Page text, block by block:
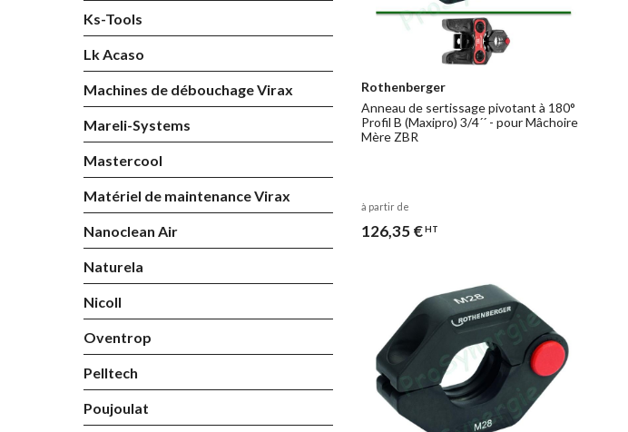
Ks-Tools
Lk Acaso
Machines de débouchage Virax
Mareli-Systems
Mastercool
Matériel de maintenance Virax
Nanoclean Air
Naturela
Nicoll
Oventrop
Pelltech
Poujoulat
Rothenberger
Anneau de sertissage pivotant à 180°
Profil B (Maxipro) 3/4´´ - pour Mâchoire
Mère ZBR
à partir de
126,35 €HT